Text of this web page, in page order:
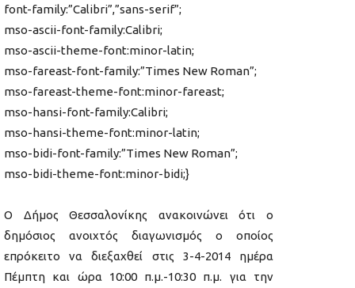
font-family:”Calibri”,”sans-serif”;
mso-ascii-font-family:Calibri;
mso-ascii-theme-font:minor-latin;
mso-fareast-font-family:”Times New Roman”;
mso-fareast-theme-font:minor-fareast;
mso-hansi-font-family:Calibri;
mso-hansi-theme-font:minor-latin;
mso-bidi-font-family:”Times New Roman”;
mso-bidi-theme-font:minor-bidi;}
Ο Δήμος Θεσσαλονίκης ανακοινώνει ότι ο
δημόσιος ανοιχτός διαγωνισμός ο οποίος
επρόκειτο να διεξαχθεί στις 3-4-2014 ημέρα
Πέμπτη και ώρα 10:00 π.μ.-10:30 π.μ. για την